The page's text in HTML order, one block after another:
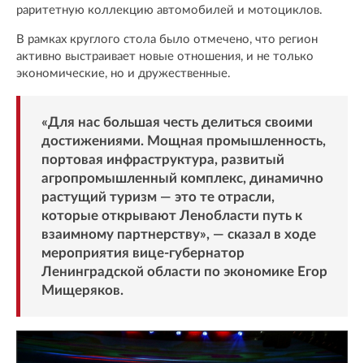
раритетную коллекцию автомобилей и мотоциклов.
В рамках круглого стола было отмечено, что регион
активно выстраивает новые отношения, и не только
экономические, но и дружественные.
«Для нас большая честь делиться своими
достижениями. Мощная промышленность,
портовая инфраструктура, развитый
агропромышленный комплекс, динамично
растущий туризм — это те отрасли,
которые открывают Ленобласти путь к
взаимному партнерству», — сказал в ходе
мероприятия вице-губернатор
Ленинградской области по экономике Егор
Мищеряков.